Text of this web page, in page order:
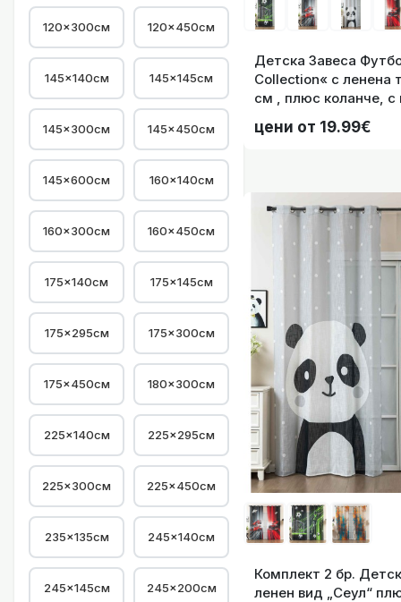
120×300см 120×450см
145×140см 145×145см
145×300см 145×450см
145×600см 160×140см
160×300см 160×450см
175×140см 175×145см
175×295см 175×300см
175×450см 180×300см
225×140см 225×295см
225×300см 225×450см
235×135см 245×140см
245×145см 245×200см
Детска Завеса Футбол
Collection« с ленена
см , плюс коланче, с
халки за тръбен
005
цени от 19.99€
Комплект 2 бр.
ленен вид „Сеул“
Комплект 2
Комплект 2 бр.
Комплект 2
Комплект